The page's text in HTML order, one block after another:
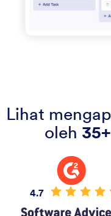
Lihat
oleh
4.7